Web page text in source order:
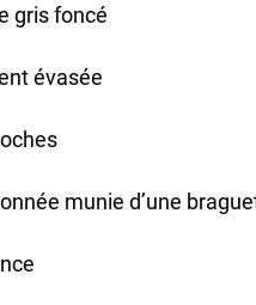
gris foncé
évasée
munie d’une